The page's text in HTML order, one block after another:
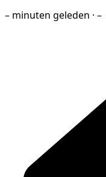
– minuten geleden · –